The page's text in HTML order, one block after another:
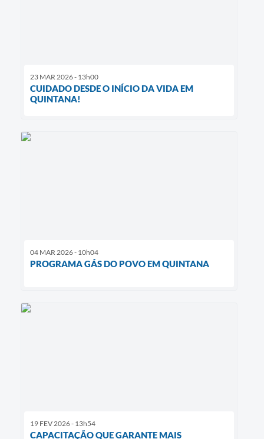
23 MAR 2026 - 13h00
CUIDADO DESDE O INÍCIO DA VIDA EM
QUINTANA!
04 MAR 2026 - 10h04
PROGRAMA GÁS DO POVO EM QUINTANA
19 FEV 2026 - 13h54
CAPACITAÇÃO QUE GARANTE MAIS